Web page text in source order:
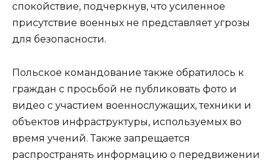
спокойствие, подчеркнув, что усиленное
присутствие военных не представляет угрозы
для безопасности.
Польское командование также обратилось к
граждан с просьбой не публиковать фото и
видео с участием военнослужащих, техники и
объектов инфраструктуры, используемых во
время учений. Также запрещается
распространять информацию о передвижении